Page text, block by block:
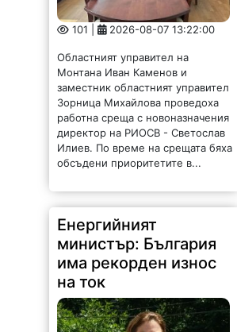
101 | 2026-08-07 13:22:00
Областният управител на
Монтана Иван Каменов и
заместник областният управител
Зорница Михайлова проведоха
работна среща с новоназначения
директор на РИОСВ - Светослав
Илиев. По време на срещата бяха
обсъдени приоритетите в...
Енергийният
министър: България
има рекорден износ
на ток